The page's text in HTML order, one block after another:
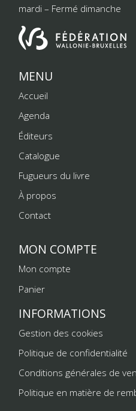
mardi – Fermé dimanche
MENU
Accueil
Agenda
Éditeurs
Catalogue
Fugueurs du livre
À propos
Contact
MON COMPTE
Mon compte
Panier
INFORMATIONS
Gestion des cookies
Politique de confidentialité
Conditions générales de
Politique en matière de